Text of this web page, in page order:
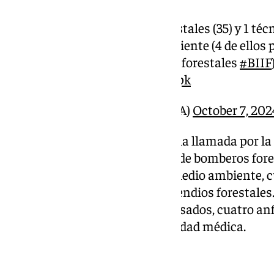
5 grupos de bomberos forestales (35) y 1
6 agentes de medio ambiente (4 de
Investigación de incendios forestales#BIIF
pic.twitter.com/V79u3FXVpk
— INFOCA (@Plan_INFOCA) October 7,
Concretamente, han acudido a la llamada por
visible dos bricas, cinco grupos de bomberos
operaciones y seis agentes de medio
brigada de Investigación de incendios
autobombas, dos ligeros, dos pesados, cuatro
coordinación, así como una unidad médica.